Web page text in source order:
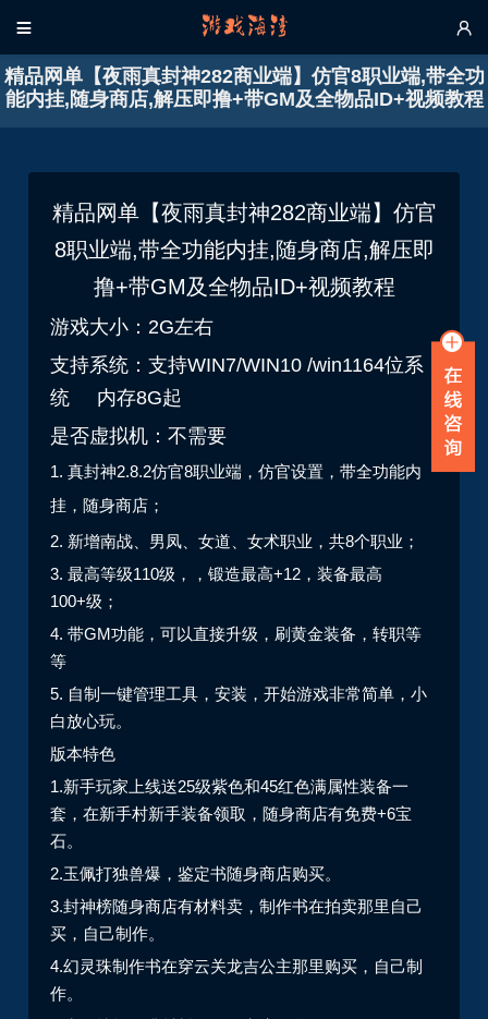
 
精品网单【夜雨真封神282商业端】仿官8职业端,带全功
能内挂,随身商店,解压即撸+带GM及全物品ID+视频教程
精品网单【夜雨真封神282商业端】仿官
8职业端,带全功能内挂,随身商店,解压即
撸+带GM及全物品ID+视频教程
游戏大小：2G左右
支持系统：支持WIN7/WIN10 /win1164位系
统 内存8G起
是否虚拟机：不需要
1. 真封神2.8.2仿官8职业端，仿官设置，带全功能内
挂，随身商店；
2. 新增南战、男凤、女道、女术职业，共8个职业；
3. 最高等级110级，，锻造最高+12，装备最高
100+级；
4. 带GM功能，可以直接升级，刷黄金装备，转职等
等
5. 自制一键管理工具，安装，开始游戏非常简单，小
白放心玩。
版本特色
1.新手玩家上线送25级紫色和45红色满属性装备一
套，在新手村新手装备领取，随身商店有免费+6宝
石。
2.玉佩打独兽爆，鉴定书随身商店购买。
3.封神榜随身商店有材料卖，制作书在拍卖那里自己
买，自己制作。
4.幻灵珠制作书在穿云关龙吉公主那里购买，自己制
作。